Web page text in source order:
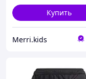
Купить
Merri.kids